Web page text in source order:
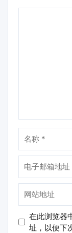
称
子
邮
箱
地
址
站
址
在此浏览器
址，以便下